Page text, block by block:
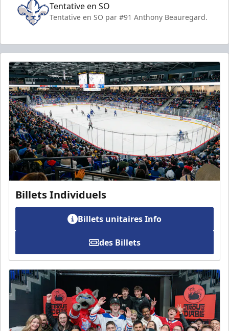
Tentative en SO
Tentative en SO par #91 Anthony Beauregard.
Billets Individuels
Billets unitaires Info
des Billets